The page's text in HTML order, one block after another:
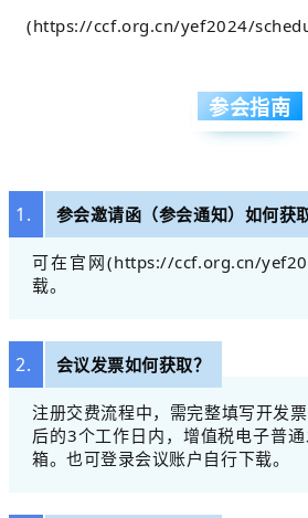
(https://ccf.org.cn/yef2024/
参会指南
1. 参会邀请函（参会通知）如何获
可在官网(https://ccf.org.cn/
载。
2. 会议发票如何获取？
注册交费流程中，需完整填写开发
后的3个工作日内，增值税电子普
箱。也可登录会议账户自行下载。